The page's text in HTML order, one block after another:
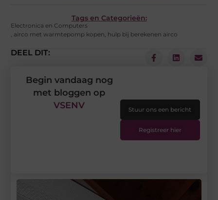
Tags en Categorieën:
Electronica en Computers
, airco met warmtepomp kopen, hulp bij berekenen airco
DEEL DIT:
Begin vandaag nog
met bloggen op
VSENV
Stuur ons een bericht
Registreer hier